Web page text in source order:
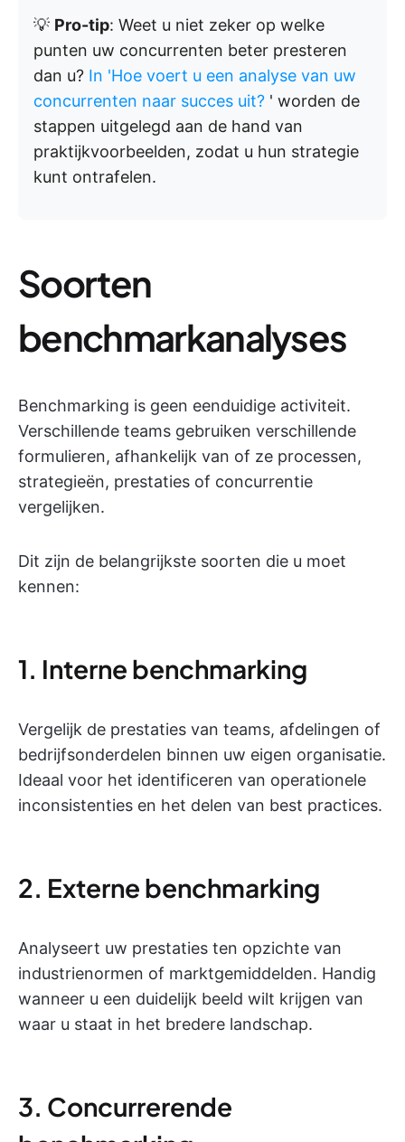
💡 Pro-tip: Weet u niet zeker op welke
punten uw concurrenten beter presteren
dan u? In 'Hoe voert u een analyse van uw
concurrenten naar succes uit? ' worden de
stappen uitgelegd aan de hand van
praktijkvoorbeelden, zodat u hun strategie
kunt ontrafelen.
Soorten
benchmarkanalyses
Benchmarking is geen eenduidige activiteit.
Verschillende teams gebruiken verschillende
formulieren, afhankelijk van of ze processen,
strategieën, prestaties of concurrentie
vergelijken.
Dit zijn de belangrijkste soorten die u moet
kennen:
1. Interne benchmarking
Vergelijk de prestaties van teams, afdelingen of
bedrijfsonderdelen binnen uw eigen organisatie.
Ideaal voor het identificeren van operationele
inconsistenties en het delen van best practices.
2. Externe benchmarking
Analyseert uw prestaties ten opzichte van
industrienormen of marktgemiddelden. Handig
wanneer u een duidelijk beeld wilt krijgen van
waar u staat in het bredere landschap.
3. Concurrerende